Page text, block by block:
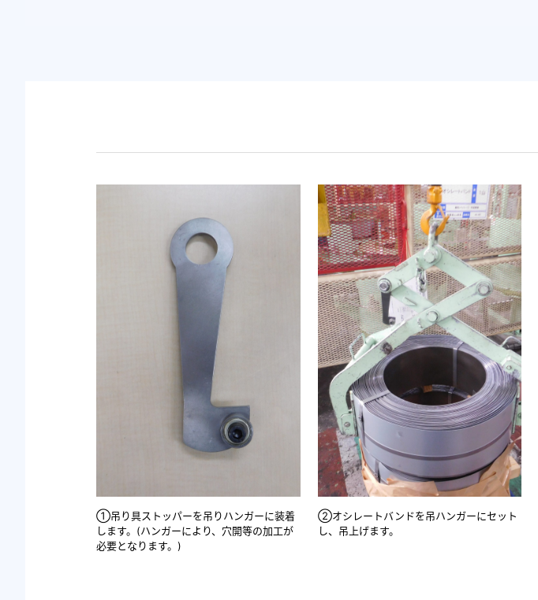
①吊り具ストッパーを吊りハンガーに装着
します。(ハンガーにより、穴開等の加工が
必要となります。)
②オシレートバンドを吊ハンガーにセット
し、吊上げます。